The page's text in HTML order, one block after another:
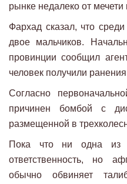
рынке недалеко от
Фархад сказал, что
двое мальчиков.
провинции сообщил
человек получили
Согласно
причинен бомбой с
размещенной в
Пока что ни одна из
ответственность, но
обычно обвиняет